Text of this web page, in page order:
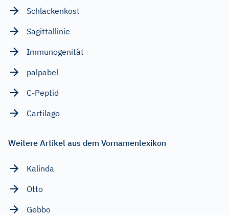
Schlackenkost
Sagittallinie
Immunogenität
palpabel
C-Peptid
Cartilago
Weitere Artikel aus dem Vornamenlexikon
Kalinda
Otto
Gebbo